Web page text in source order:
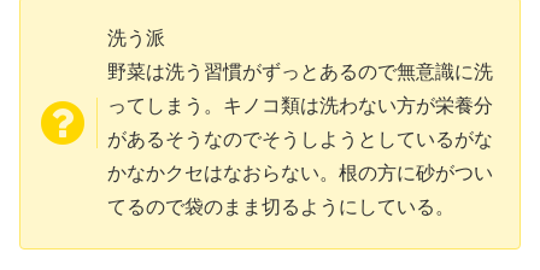
洗う派
野菜は洗う習慣がずっとあるので無意識に洗
ってしまう。キノコ類は洗わない方が栄養分
があるそうなのでそうしようとしているがな
かなかクセはなおらない。根の方に砂がつい
てるので袋のまま切るようにしている。